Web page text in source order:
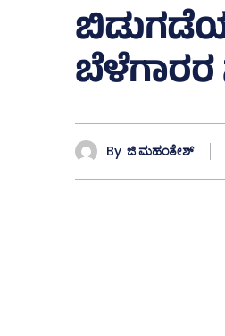
By ಜಿ ಮಹಂತೇಶ್